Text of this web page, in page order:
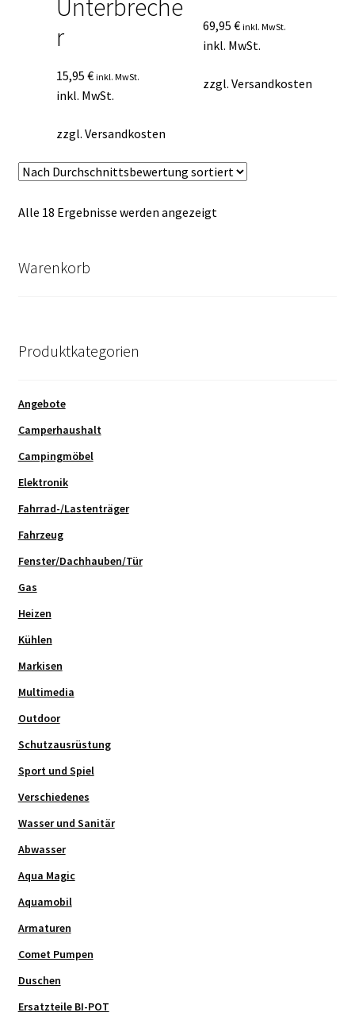
Unterbreche
r
15,95 € inkl. MwSt.
inkl. MwSt.
zzgl. Versandkosten
69,95€ inkl. MwSt.
inkl. MwSt.
zzgl.Versandkosten
Alle 18 Ergebnisse werden angezeigtNach
Warenkorb
Produktkategorien
Angebote
Camperhaushalt
Campingmöbel
Elektronik
Fahrrad-/Lastenträger
Fahrzeug
Fenster/Dachhauben/Tür
Gas
Heizen
Kühlen
Markisen
Multimedia
Outdoor
Schutzausrüstung
Sport und Spiel
Verschiedenes
Wasser und Sanitär
Abwasser
Aqua Magic
Aquamobil
Armaturen
Comet Pumpen
Duschen
Ersatzteile BI-POT